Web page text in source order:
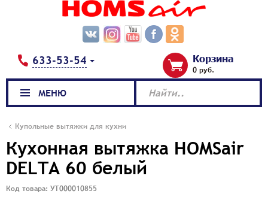
633-53-54 Корзина
0 руб.
Купольные вытяжки для кухни
Кухонная вытяжка HOMSair
DELTA 60 белый
Код товара: УТ000010855
МЕНЮ Найти..